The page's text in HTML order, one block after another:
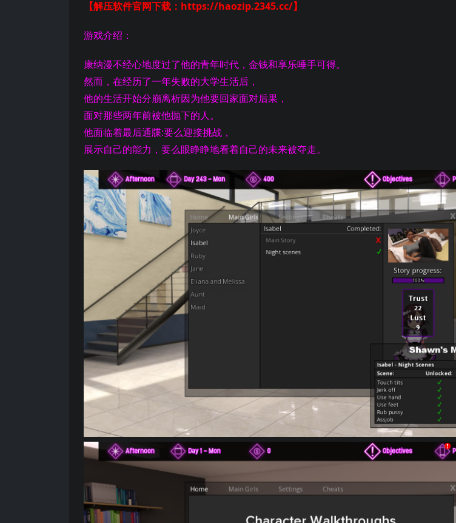
【解压软件官网下载：https://haozip.2345.cc/】
游戏介绍：
康纳漫不经心地度过了他的青年时代，金钱和享乐唾手可得。
然而，在经历了一年失败的大学生活后，
他的生活开始分崩离析因为他要回家面对后果，
面对那些两年前被他抛下的人。
他面临着最后通牒:要么迎接挑战，
展示自己的能力，要么眼睁睁地看着自己的未来被夺走。